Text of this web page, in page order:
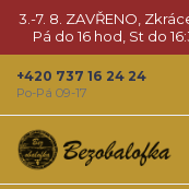
3.-7. 8. ZAVŘENO,
Pá do 16 hod, St do
+420 737 16 24 24
Po-Pá 09-17